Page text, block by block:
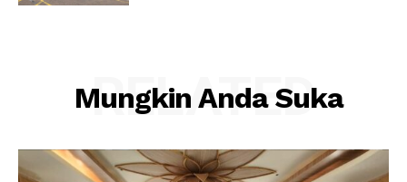
Mungkin Anda Suka
RELATED